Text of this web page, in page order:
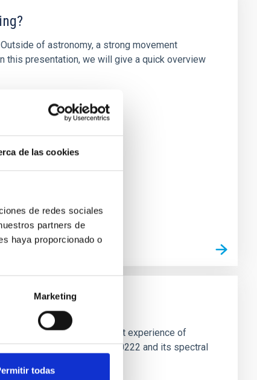
de las cookies
de redes sociales
partners de
haya proporcionado o
Marketing
todas
of astronomy, a strong movement
this presentation, we will give a quick overview
of this successful pilot experience of
talks: Oris Neto - HD370222 and its spectral